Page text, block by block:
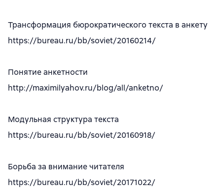
Трансформация бюрократического текста в анкету
https://bureau.ru/bb/soviet/20160214/
Понятие анкетности
http://maximilyahov.ru/blog/all/anketno/
Модульная структура текста
https://bureau.ru/bb/soviet/20160918/
Борьба за внимание читателя
https://bureau.ru/bb/soviet/20171022/